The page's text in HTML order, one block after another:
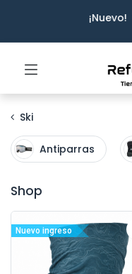
¡Nuevo!
Ski
Antiparras
Shop
Nuevo ingreso